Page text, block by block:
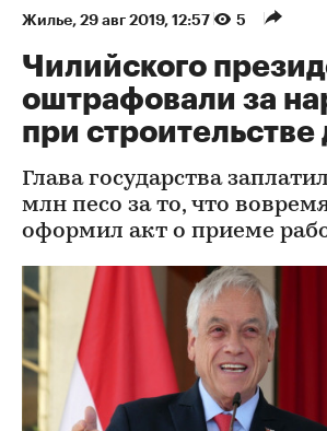
Жилье⁠, 29 авг 2019, 12:57 5
Чилийского
оштрафовали за
при строительстве
Глава государства
млн песо за то, что
оформил акт о приеме